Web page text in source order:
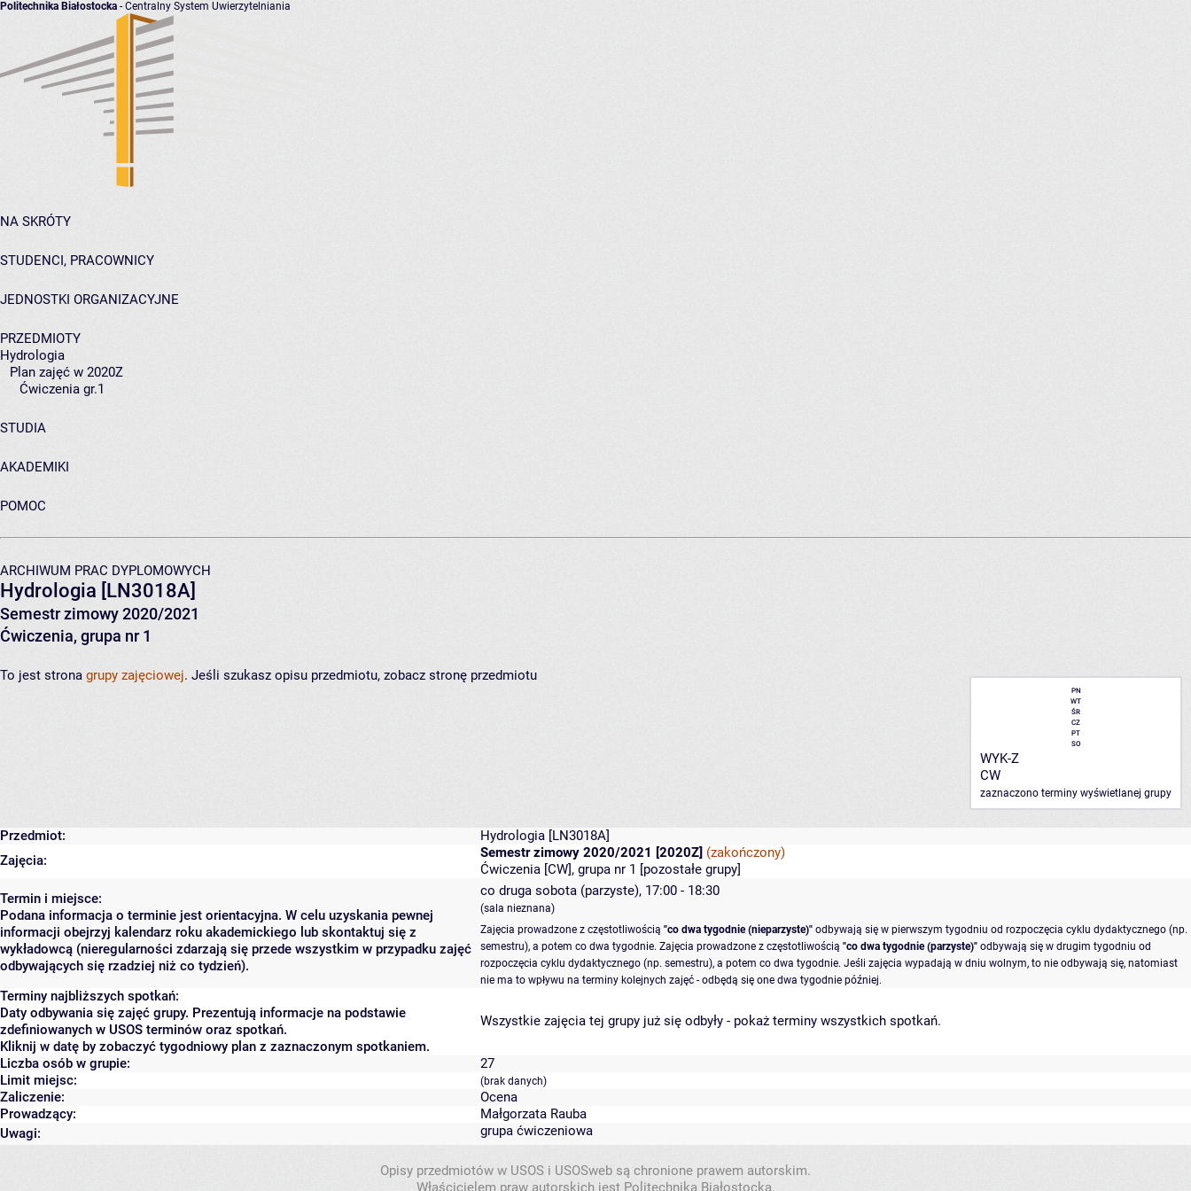
Politechnika Białostocka - Centralny System Uwierzytelniania
NA SKRÓTY
STUDENCI, PRACOWNICY
JEDNOSTKI ORGANIZACYJNE
PRZEDMIOTY
Hydrologia
Plan zajęć w 2020Z
Ćwiczenia gr.1
STUDIA
AKADEMIKI
POMOC
ARCHIWUM PRAC DYPLOMOWYCH
Hydrologia [LN3018A]
Semestr zimowy 2020/2021
Ćwiczenia, grupa nr 1
PN
WT
ŚR
CZ
PT
SO
WYK-Z
CW
zaznaczono terminy wyświetlanej grupy
To jest strona grupy zajęciowej. Jeśli szukasz opisu przedmiotu, zobacz stronę przedmiotu
Przedmiot: Hydrologia [LN3018A]
Zajęcia:
Semestr zimowy 2020/2021 [2020Z] (zakończony)
Ćwiczenia [CW], grupa nr 1 [pozostałe grupy]
Termin i miejsce:
Podana informacja o terminie jest orientacyjna. W celu uzyskania pewnej
informacji obejrzyj kalendarz roku akademickiego lub skontaktuj się z
wykładowcą (nieregularności zdarzają się przede wszystkim w przypadku zajęć
odbywających się rzadziej niż co tydzień).
co druga sobota (parzyste), 17:00 - 18:30
(sala nieznana)
Zajęcia prowadzone z częstotliwością "co dwa tygodnie (nieparzyste)" odbywają się w pierwszym tygodniu od rozpoczęcia cyklu dydaktycznego (np.
semestru), a potem co dwa tygodnie. Zajęcia prowadzone z częstotliwością "co dwa tygodnie (parzyste)" odbywają się w drugim tygodniu od
rozpoczęcia cyklu dydaktycznego (np. semestru), a potem co dwa tygodnie. Jeśli zajęcia wypadają w dniu wolnym, to nie odbywają się, natomiast
nie ma to wpływu na terminy kolejnych zajęć - odbędą się one dwa tygodnie później.
Terminy najbliższych spotkań:
Daty odbywania się zajęć grupy. Prezentują informacje na podstawie
zdefiniowanych w USOS terminów oraz spotkań.
Kliknij w datę by zobaczyć tygodniowy plan z zaznaczonym spotkaniem.
Wszystkie zajęcia tej grupy już się odbyły - pokaż terminy wszystkich spotkań.
Liczba osób w grupie:
27
Limit miejsc:
(brak danych)
Zaliczenie:
Ocena
Prowadzący:
Małgorzata Rauba
Uwagi:
grupa ćwiczeniowa
Opisy przedmiotów w USOS i USOSweb są chronione prawem autorskim.
Właścicielem praw autorskich jest Politechnika Białostocka.